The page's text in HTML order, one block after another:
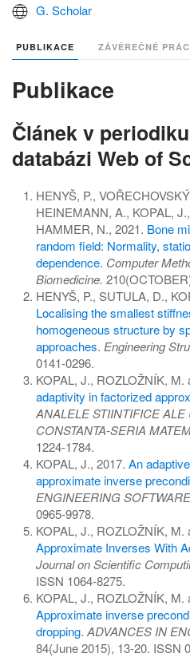
G. Scholar
PUBLIKACE ZÁVĚREČNÉ
Publikace
Článek v
databázi Web of
HENYŠ, P.,
HEINEMANN, A., KOPAL,
HAMMER, N., 2021. Bone
random field: Normality,
dependence. Computer
Biomedicine.
HENYŠ, P., SUTULA, D.,
Localising the smallest
homogeneous structure by
approaches. Engineering
0141-0296.
KOPAL, J., ROZLOŽNÍK, M.
adaptivity in factorized
ANALELE STIINTIFICE
CONSTANTA-SERIA
1224-1784.
KOPAL, J., 2017. An
approximate inverse
ENGINEERING
0965-9978.
KOPAL, J., ROZLOŽNÍK, M.
Approximate Inverses With
Journal on Scientific
ISSN 1064-8275.
KOPAL, J., ROZLOŽNÍK, M.
Approximate inverse
dropping. ADVANCES IN
84(June 2015), 13-20. ISSN